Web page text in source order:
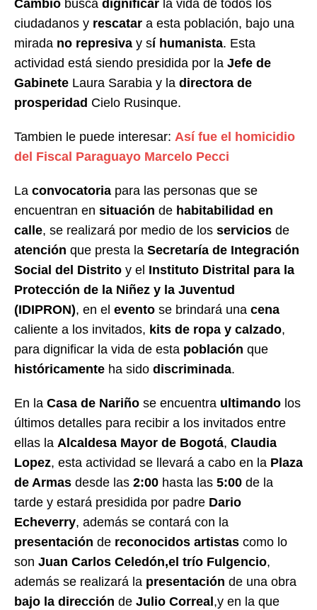
Cambio busca dignificar la vida de todos los
ciudadanos y rescatar a esta población, bajo una
mirada no represiva y sí humanista. Esta
actividad está siendo presidida por la Jefe de
Gabinete Laura Sarabia y la directora de
prosperidad Cielo Rusinque.
Tambien le puede interesar: Así fue el homicidio
del Fiscal Paraguayo Marcelo Pecci
La convocatoria para las personas que se
encuentran en situación de habitabilidad en
calle, se realizará por medio de los servicios de
atención que presta la Secretaría de Integración
Social del Distrito y el Instituto Distrital para la
Protección de la Niñez y la Juventud
(IDIPRON), en el evento se brindará una cena
caliente a los invitados, kits de ropa y calzado,
para dignificar la vida de esta población que
históricamente ha sido discriminada.
En la Casa de Nariño se encuentra ultimando los
últimos detalles para recibir a los invitados entre
ellas la Alcaldesa Mayor de Bogotá, Claudia
Lopez, esta actividad se llevará a cabo en la Plaza
de Armas desde las 2:00 hasta las 5:00 de la
tarde y estará presidida por padre Dario
Echeverry, además se contará con la
presentación de reconocidos artistas como lo
son Juan Carlos Celedón,el trío Fulgencio,
además se realizará la presentación de una obra
bajo la dirección de Julio Correal ,y en la que